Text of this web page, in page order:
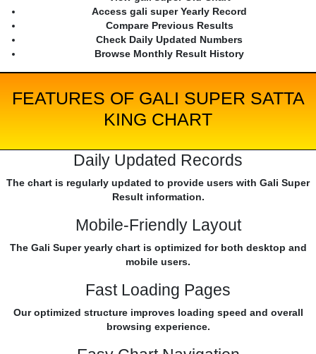
Access gali super Yearly Record
Compare Previous Results
Check Daily Updated Numbers
Browse Monthly Result History
FEATURES OF GALI SUPER SATTA
KING CHART
Daily Updated Records
The chart is regularly updated to provide users with Gali Super
Result information.
Mobile-Friendly Layout
The Gali Super yearly chart is optimized for both desktop and
mobile users.
Fast Loading Pages
Our optimized structure improves loading speed and overall
browsing experience.